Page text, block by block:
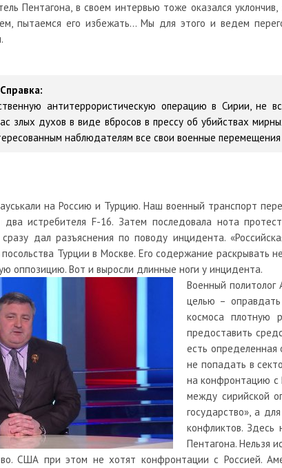
Пентагона, в своем интервью тоже оказался
пытаемся его избежать... Мы для этого и ведем
Справка:
антитеррористическую операцию в Сирии,
злых духов в виде вбросов в прессу об убийствах
наблюдателям все свои военные
на Россию и Турцию. Наш военный транспорт
два истребителя F-16. Затем последовала нота
дал разъяснения по поводу инцидента.
Турции в Москве. Его содержание
оппозицию. Вот и выросли длинные ноги у инцидента.
Военный политолог
целью –
космоса плотную
предоставить
есть определенная
не попадать в
на конфронтацию с
между сирийской
государство», а
конфликтов. Здесь
Пентагона. Нельзя
США при этом не хотят конфронтации с Россией.